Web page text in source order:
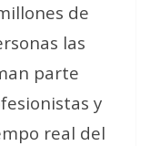
de
las
parte
y
real del